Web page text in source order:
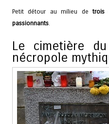
Petit détour au milieu detrois
passionnants
Le cimetière
nécropole